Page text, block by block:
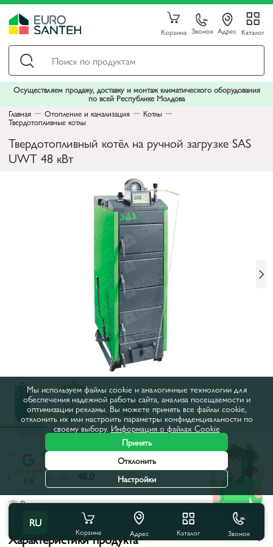
Корзина Звонок Адрес Каталог
Осуществляем продажу, доставку и монтаж климатического оборудования
по всей Республике Молдова
Главная
Отопление и канализация Котлы
Твердотопливные котлы
Твердотопливный котёл на ручной загрузке SAS
UWT 48 кВт
Код товара:178593
Мощность, кВт:
48,0
Все характеристики
Характеристики продукта
RU
Корзина Адрес Каталог Звонок
4.8
Мы используем файлы cookie и аналогичные технологии для
обеспечения надежной работы сайта, анализа посещаемости и
оптимизации рекламы. Вы можете принять все файлы cookie,
отклонить их или настроить параметры конфиденциальности по
своему выбору. Информация о файлах Cookie
Принять
Отклонить
Настройки